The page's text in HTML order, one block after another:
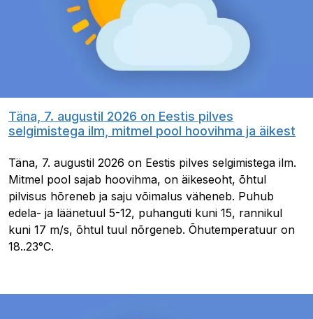
Täna, 7. augustil 2026 on Eestis pilves
selgimistega ilm, mitmel pool hoovihma ja äikest
Täna, 7. augustil 2026 on Eestis pilves selgimistega ilm.
Mitmel pool sajab hoovihma, on äikeseoht, õhtul
pilvisus hõreneb ja saju võimalus väheneb. Puhub
edela- ja läänetuul 5-12, puhanguti kuni 15, rannikul
kuni 17 m/s, õhtul tuul nõrgeneb. Õhutemperatuur on
18..23°C.